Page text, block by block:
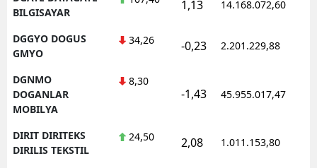
BILGISAYAR
1,13 14.168.072,60
DGGYO DOGUS
GMYO
34,26 -0,23 2.201.229,88
DGNMO
DOGANLAR
MOBILYA
8,30
-1,43 45.955.017,47
DIRIT DIRITEKS
DIRILIS TEKSTIL
24,50 2,08 1.011.153,80